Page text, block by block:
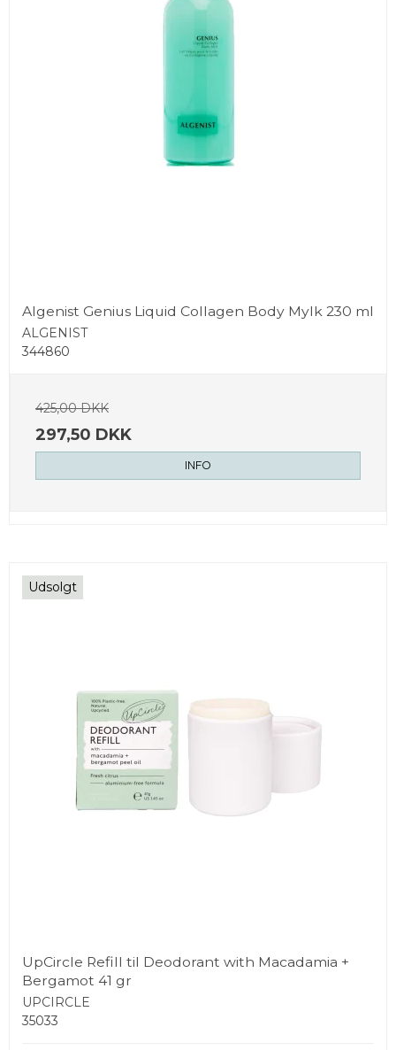
Algenist Genius Liquid Collagen Body Mylk 230 ml
ALGENIST
344860
425,00 DKK
297,50 DKK
INFO
Udsolgt
UpCircle Refill til Deodorant with Macadamia +
Bergamot 41 gr
UPCIRCLE
35033